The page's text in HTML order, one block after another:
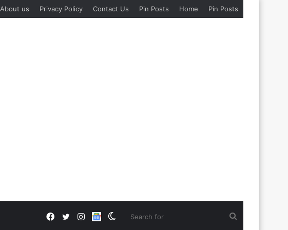
About us Privacy Policy Contact Us Pin Posts Home Pin Posts
Switch
Google
Instagram
Twitter
Facebook